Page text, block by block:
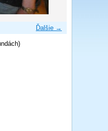
Ďalšie →